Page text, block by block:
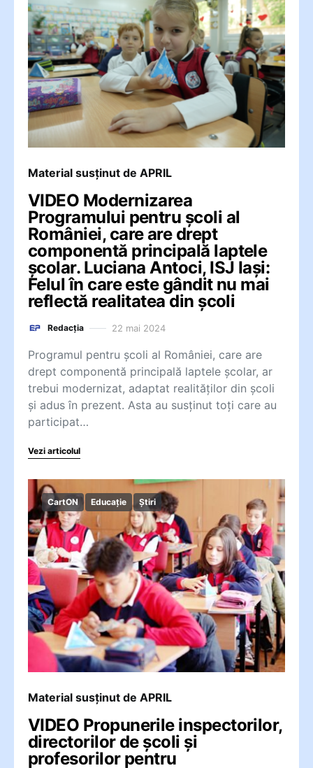
Material susținut de APRIL
VIDEO Modernizarea
Programului pentru școli al
României, care are drept
componentă principală laptele
școlar. Luciana Antoci, ISJ Iași:
Felul în care este gândit nu mai
reflectă realitatea din școli
Redacția 22 mai 2024
Programul pentru școli al României, care are
drept componentă principală laptele școlar, ar
trebui modernizat, adaptat realităților din școli
și adus în prezent. Asta au susținut toți care au
participat…
Vezi articolul
CartON Educație Știri
Material susținut de APRIL
VIDEO Propunerile inspectorilor,
directorilor de școli și
profesorilor pentru